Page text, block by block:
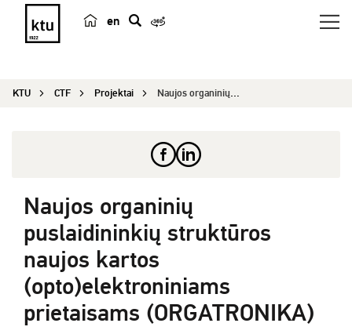
en
e
KTU CTF Projektai Naujos organinių puslaidininkių struktūros naujo...
Naujos organinių
puslaidininkių struktūros
naujos kartos
(opto)elektroniniams
prietaisams (ORGATRONIKA)